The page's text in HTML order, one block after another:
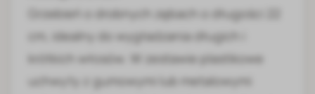
Grzebień o drobnych zębach o długości 22
cm, idealny do wygładzania długich i
krótkich włosów. W zestawie plastikowe
uchwyty z gumowymi lub metalowymi